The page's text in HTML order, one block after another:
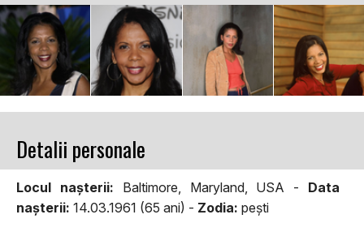
Detalii personale
Locul naşterii: Baltimore, Maryland, USA - Data
naşterii: 14.03.1961 (65 ani) - Zodia: peşti